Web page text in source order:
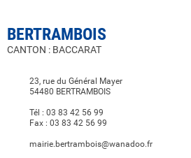
BERTRAMBOIS
CANTON : BACCARAT
23, rue du Général Mayer
54480 BERTRAMBOIS
Tél : 03 83 42 56 99
Fax : 03 83 42 56 99
mairie.bertrambois@wanadoo.fr